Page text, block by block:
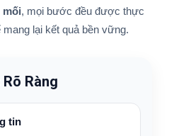
mối, mọi bước đều được thực
mang lại kết quả bền vững.
Ràng
tin